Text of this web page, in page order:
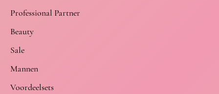
Professional Partner
Beauty
Sale
Mannen
Voordeelsets